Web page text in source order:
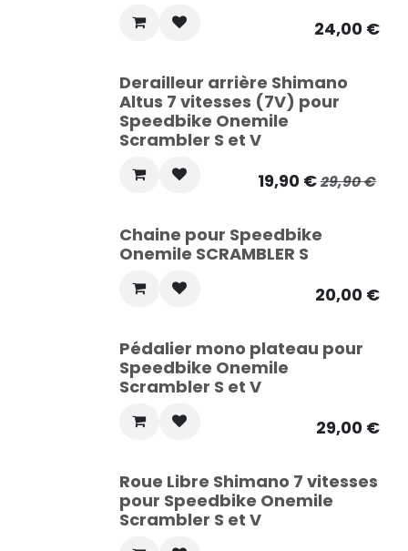
24,00€
Derailleur arrière Shimano
Altus 7 vitesses (7V) pour
Speedbike Onemile
Scrambler S et V
19,90€29,90€
Chaine pour Speedbike
Onemile SCRAMBLER S
20,00€
Pédalier mono plateau pour
Speedbike Onemile
Scrambler S et V
29,00€
Roue Libre Shimano 7 vitesses
pour Speedbike Onemile
Scrambler S et V